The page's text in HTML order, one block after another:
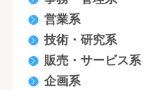
営業系
技術・研究系
販売・サービス系
企画系